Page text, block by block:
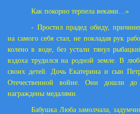
Как покорно терпела веками…»
- Простил прадед обиду,
на самого себя стал, не покладая рук
колено в воде, без устали тянул
вздоха трудился на родной земле. В
своих детей. Дочь Екатерина и сын
Отечественной войне. Они дошли до
награждены медалями.
Бабушка Люба замолчала,